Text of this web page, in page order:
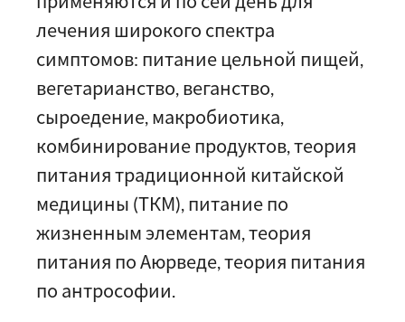
лечения широкого спектра
симптомов: питание цельной пищей,
вегетарианство, веганство,
сыроедение, макробиотика,
комбинирование продуктов, теория
питания традиционной китайской
медицины (ТКМ), питание по
жизненным элементам, теория
питания по Аюрведе, теория питания
по антрософии.